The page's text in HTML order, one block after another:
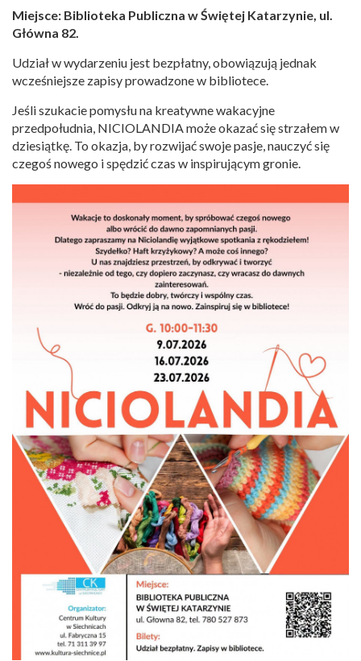
Miejsce: Biblioteka Publiczna w Świętej Katarzynie, ul.
Główna 82.
Udział w wydarzeniu jest bezpłatny, obowiązują jednak
wcześniejsze zapisy prowadzone w bibliotece.
Jeśli szukacie pomysłu na kreatywne wakacyjne
przedpołudnia, NICIOLANDIA może okazać się strzałem w
dziesiątkę. To okazja, by rozwijać swoje pasje, nauczyć się
czegoś nowego i spędzić czas w inspirującym gronie.